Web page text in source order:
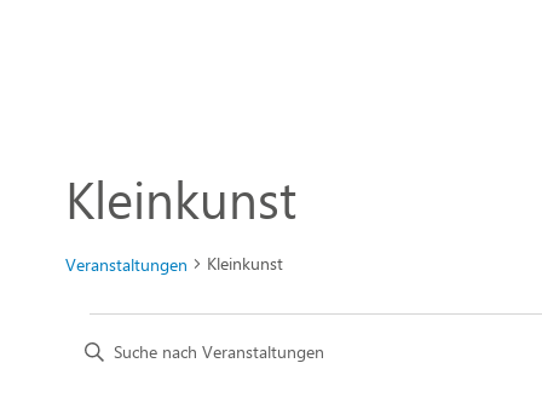
Kleinkunst
Veranstaltungen Kleinkunst
Veranstaltungen
Bitte